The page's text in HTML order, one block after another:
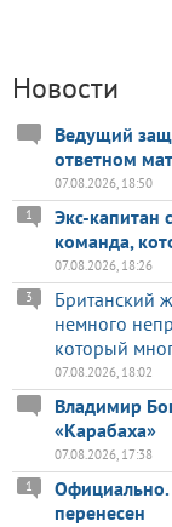
Новости
Ведущий
ответном
07.08.2026, 18:50
Экс-капитан
команда,
1
07.08.2026, 18:26
Британский
немного
который
3
07.08.2026, 18:02
Владимир
«Карабаха»
07.08.2026, 17:38
перенесен
1